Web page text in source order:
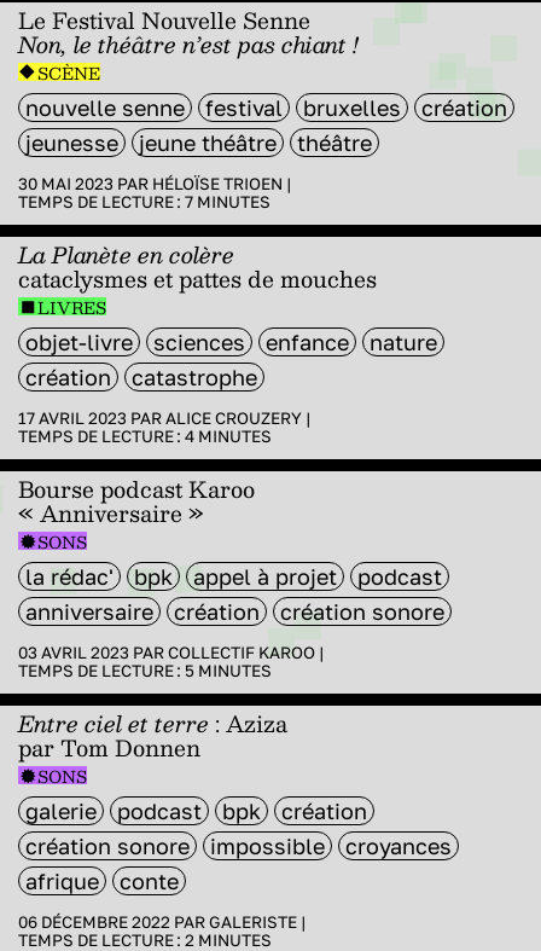
Le Festival Nouvelle Senne
Non, le théâtre n’est pas chiant !
SCÈNE
nouvelle senne festival bruxelles
création
jeunesse
jeune théâtre théâtre
30 MAI 2023 PAR HÉLOÏSE TRIOEN |
TEMPS DE LECTURE : 7 MINUTES
La Planète en colère
cataclysmes et pattes de mouches
LIVRES
objet-livre sciences enfance
nature
création
catastrophe
17 AVRIL 2023 PARALICE CROUZERY |
TEMPS DE LECTURE : 4 MINUTES
Bourse podcast Karoo
« Anniversaire »
SONS
la rédac' bpk appel à projet
podcast
anniversaire
création création sonore
03 AVRIL 2023 PARCOLLECTIF KAROO |
TEMPS DE LECTURE : 5 MINUTES
Entre ciel et terre : Aziza
par Tom Donnen
SONS
galerie podcast bpk
création
création sonore
impossible
croyances
afrique
conte
06 DÉCEMBRE 2022 PARGALERISTE |
TEMPS DE LECTURE : 2 MINUTES